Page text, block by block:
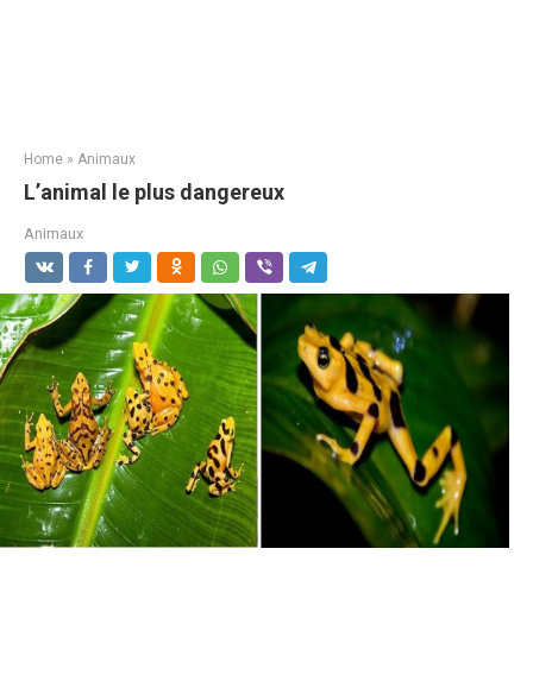
Home » Animaux
L’animal le plus dangereux
Animaux